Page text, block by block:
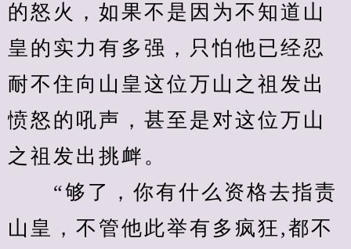
的怒火，如果不是因为不知道山
皇的实力有多强，只怕他已经忍
耐不住向山皇这位万山之祖发出
愤怒的吼声，甚至是对这位万山
之祖发出挑衅。
“够了，你有什么资格去指责
山皇，不管他此举有多疯狂,都不